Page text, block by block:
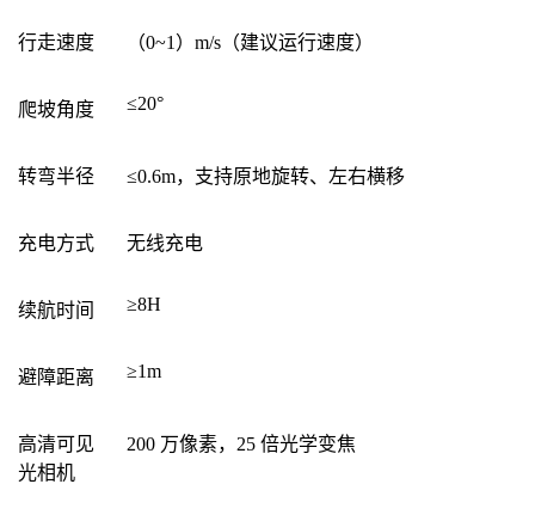
行走速度 （0~1）m/s（建议运行速度）
爬坡角度 ≤20°
转弯半径 ≤0.6m，支持原地旋转、左右横移
充电方式 无线充电
续航时间 ≥8H
避障距离 ≥1m
高清可见
光相机
200 万像素，25 倍光学变焦